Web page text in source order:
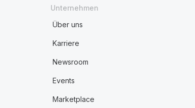
Unternehmen
Über uns
Karriere
Newsroom
Events
Marketplace